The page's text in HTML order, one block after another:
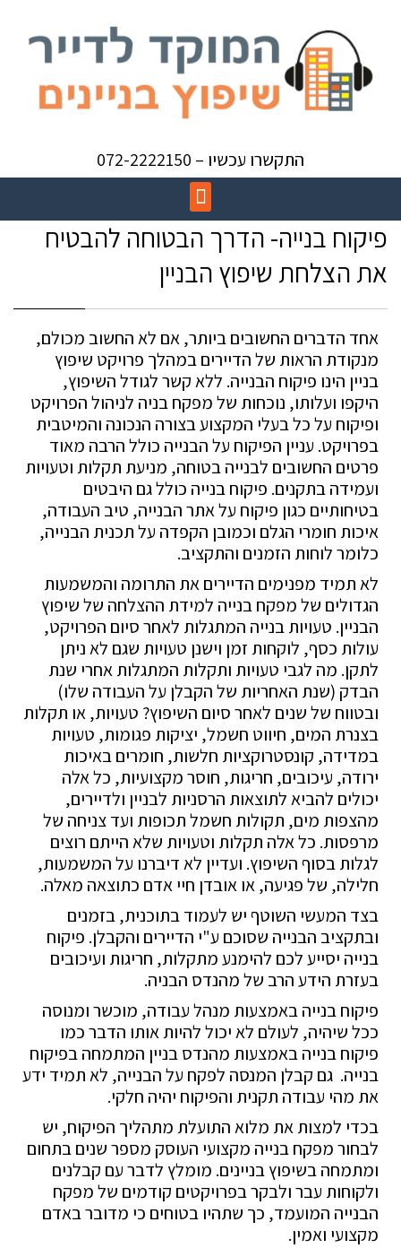
התקשרו עכשיו – 072-2222150
פיקוח בנייה- הדרך הבטוחה להבטיח
את הצלחת שיפוץ הבניין
אחד הדברים החשובים ביותר, אם לא החשוב מכולם,
מנקודת הראות של הדיירים במהלך פרויקט שיפוץ
בניין הינו פיקוח הבנייה. ללא קשר לגודל השיפוץ,
היקפו ועלותו, נוכחות של מפקח בניה לניהול הפרויקט
ופיקוח על כל בעלי המקצוע בצורה הנכונה והמיטבית
בפרויקט. עניין הפיקוח על הבנייה כולל הרבה מאוד
פרטים החשובים לבנייה בטוחה, מניעת תקלות וטעויות
ועמידה בתקנים. פיקוח בנייה כולל גם היבטים
בטיחותיים כגון פיקוח על אתר הבנייה, טיב העבודה,
איכות חומרי הגלם וכמובן הקפדה על תכנית הבנייה,
כלומר לוחות הזמנים והתקציב.
לא תמיד מפנימים הדיירים את התרומה והמשמעות
הגדולים של מפקח בנייה למידת ההצלחה של שיפוץ
הבניין. טעויות בנייה המתגלות לאחר סיום הפרויקט,
עולות כסף, לוקחות זמן וישנן טעויות שגם לא ניתן
לתקן. מה לגבי טעויות ותקלות המתגלות אחרי שנת
הבדק (שנת האחריות של הקבלן על העבודה שלו)
ובטווח של שנים לאחר סיום השיפוץ? טעויות, או תקלות
בצנרת המים, חיווט חשמל, יציקות פגומות, טעויות
במדידה, קונסטרוקציות חלשות, חומרים באיכות
ירודה, עיכובים, חריגות, חוסר מקצועיות, כל אלה
יכולים להביא לתוצאות הרסניות לבניין ולדיירים,
מהצפות מים, תקולות חשמל תכופות ועד צניחה של
מרפסות. כל אלה תקלות וטעויות שלא הייתם רוצים
לגלות בסוף השיפוץ. ועדיין לא דיברנו על המשמעות,
חלילה, של פגיעה, או אובדן חיי אדם כתוצאה מאלה.
בצד המעשי השוטף יש לעמוד בתוכנית, בזמנים
ובתקציב הבנייה שסוכם ע"י הדיירים והקבלן. פיקוח
בנייה יסייע לכם להימנע מתקלות, חריגות ועיכובים
בעזרת הידע הרב של מהנדס הבניה.
פיקוח בנייה באמצעות מנהל עבודה, מוכשר ומנוסה
ככל שיהיה, לעולם לא יכול להיות אותו הדבר כמו
פיקוח בנייה באמצעות מהנדס בניין המתמחה בפיקוח
בנייה. גם קבלן המנסה לפקח על הבנייה, לא תמיד ידע
את מהי עבודה תקנית והפיקוח יהיה חלקי.
בכדי למצות את מלוא התועלת מתהליך הפיקוח, יש
לבחור מפקח בנייה מקצועי העוסק מספר שנים בתחום
ומתמחה בשיפוץ בניינים. מומלץ לדבר עם קבלנים
ולקוחות עבר ולבקר בפרויקטים קודמים של מפקח
הבנייה המועמד, כך שתהיו בטוחים כי מדובר באדם
מקצועי ואמין.